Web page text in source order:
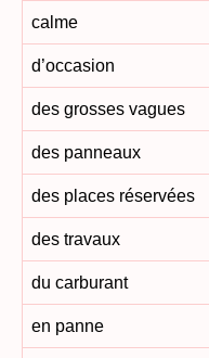
calme
d’occasion
des grosses vagues
des panneaux
des places réservées
des travaux
du carburant
en panne